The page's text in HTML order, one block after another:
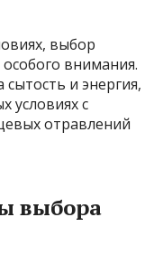
выбор
внимания.
и энергия,
условиях с
отравлений
выбора